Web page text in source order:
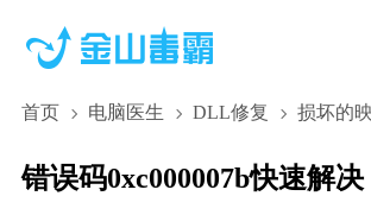
首页 电脑医生 DLL修复 损坏的
错误码0xc000007b快速解决